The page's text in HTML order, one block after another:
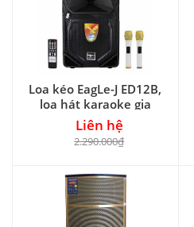
Loa kéo EagLe-J ED12B,
loa hát karaoke gia
đình, power max 350W
Liên hệ
2.290.000₫